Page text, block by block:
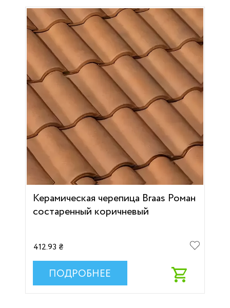
Керамическая черепица Braas Роман
состаренный коричневый
412.93 ₴
ПОДРОБНЕЕ